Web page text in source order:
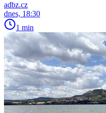
adbz.cz
dnes, 18:30
1 min